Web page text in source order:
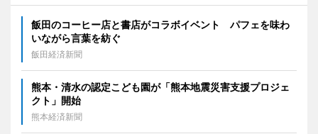
飯田のコーヒー店と書店がコラボイベント パフェを味わ
いながら言葉を紡ぐ
飯田経済新聞
熊本・清水の認定こども園が「熊本地震災害支援プロジェ
クト」開始
熊本経済新聞